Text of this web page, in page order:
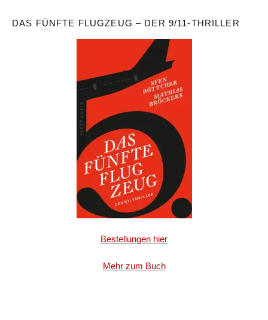
DAS FÜNFTE FLUGZEUG – DER 9/11-THRILLER
Bestellungen hier
Mehr zum Buch